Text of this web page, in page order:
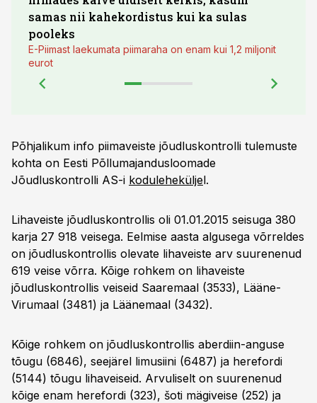
samas nii kahekordistus kui ka sulas
pooleks
E-Piimast laekumata piimaraha on enam kui 1,2 miljonit
eurot
Põhjalikum info piimaveiste jõudluskontrolli tulemuste
kohta on Eesti Põllumajandusloomade
Jõudluskontrolli AS-i koduleheküljel.
Lihaveiste jõudluskontrollis oli 01.01.2015 seisuga 380
karja 27 918 veisega. Eelmise aasta algusega võrreldes
on jõudluskontrollis olevate lihaveiste arv suurenenud
619 veise võrra. Kõige rohkem on lihaveiste
jõudluskontrollis veiseid Saaremaal (3533), Lääne-
Virumaal (3481) ja Läänemaal (3432).
Kõige rohkem on jõudluskontrollis aberdiin-anguse
tõugu (6846), seejärel limusiini (6487) ja herefordi
(5144) tõugu lihaveiseid. Arvuliselt on suurenenud
kõige enam herefordi (323), šoti mägiveise (252) ja